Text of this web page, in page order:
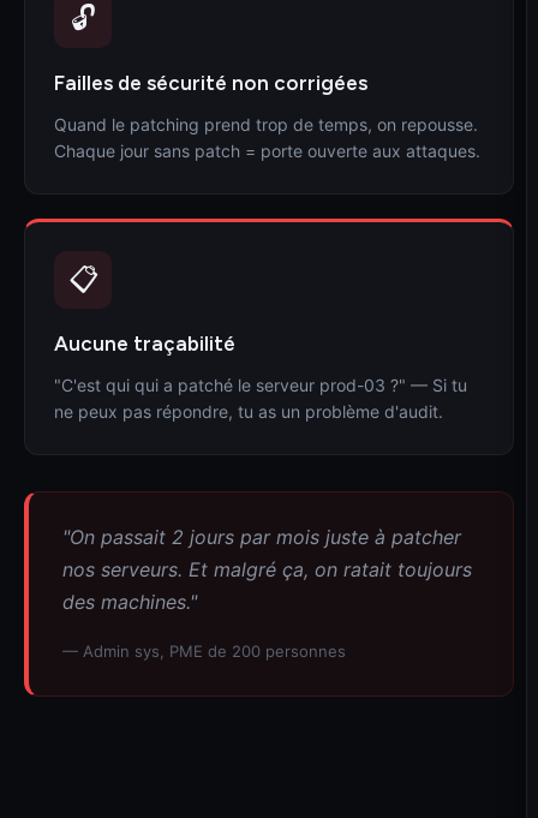
🔓
Failles de sécurité non corrigées
Quand le patching prend trop de temps, on repousse.
Chaque jour sans patch = porte ouverte aux attaques.
📋
Aucune traçabilité
"C'est qui qui a patché le serveur prod-03 ?" — Si tu
ne peux pas répondre, tu as un problème d'audit.
"On passait 2 jours par mois juste à patcher
nos serveurs. Et malgré ça, on ratait toujours
des machines."
— Admin sys, PME de 200 personnes